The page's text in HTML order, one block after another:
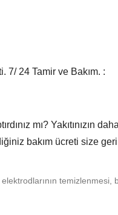
7/ 24 Tamir ve Bakım. :
mı? Yakıtınızın
bakım ücreti size
temizlenmesi,